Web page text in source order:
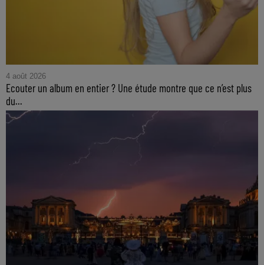
4 août 2026
Ecouter un album en entier ? Une étude montre que ce n’est plus
du...